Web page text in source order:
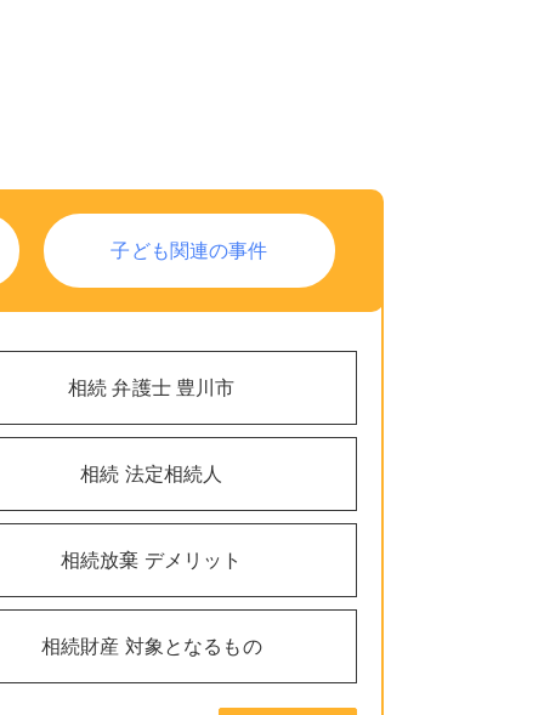
子ども関連の事件
相続 弁護士 豊川市
相続 法定相続人
相続放棄 デメリット
相続財産 対象となるもの